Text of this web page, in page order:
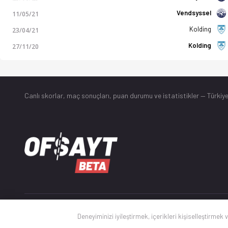
11/05/21 Vendsyssel
23/04/21 Kolding
27/11/20 Kolding
Canlı skorlar, maç sonuçları, puan durumu ve istatistikler —
Deneyiminizi iyileştirmek, içerikleri kişiselleştirmek